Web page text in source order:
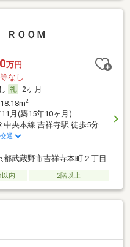
ＯＯＭ
万円
なし
2ヶ月
2
月(築15年10ヶ月)
中央本線 吉祥寺駅 徒歩5分
通
都武蔵野市吉祥寺本町２丁目
以内 2階以上